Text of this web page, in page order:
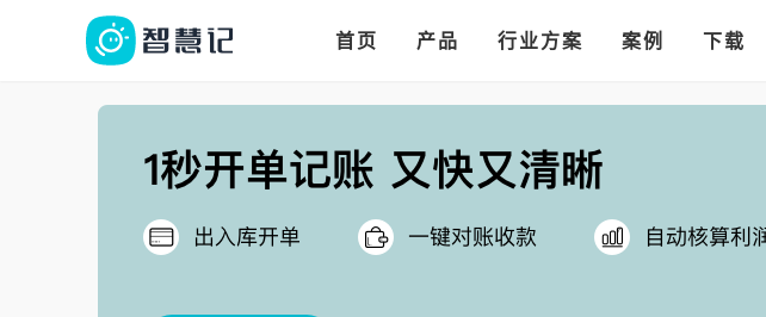
首页 产品
多语言、多币种、多汇率。
行业方案
多店多仓统管，调拨更高效 把你的店铺开进手机微信里
案例 下载